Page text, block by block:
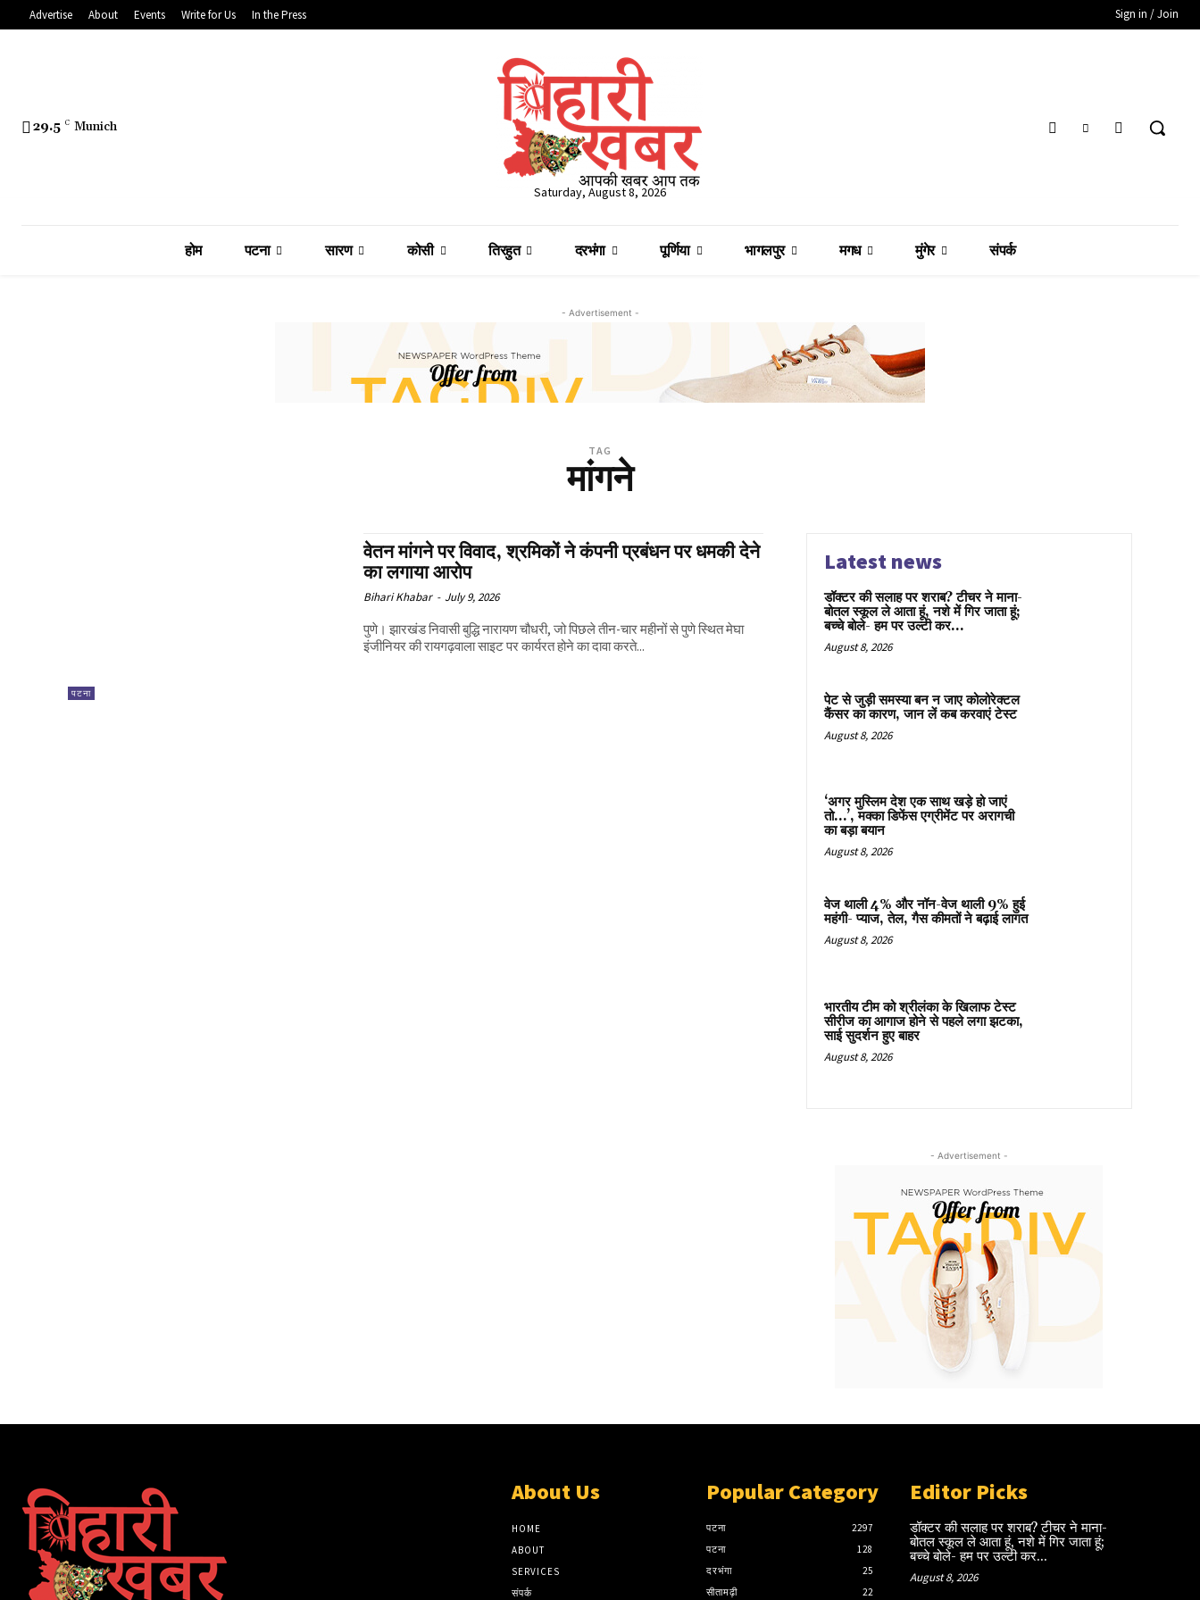
Advertise About Events Write for Us In the Press Sign in / Join
29.5 C Munich
Saturday, August 8, 2026
होम पटना सारण कोसी तिरहुत दरभंगा पूर्णिया भागलपुर मगध मुंगेर संपर्क
- Advertisement -
TAG
मांगने
पटना
वेतन मांगने पर विवाद, श्रमिकों ने कंपनी प्रबंधन पर धमकी देने
का लगाया आरोप
Bihari Khabar - July 9, 2026
पुणे। झारखंड निवासी बुद्धि नारायण चौधरी, जो पिछले तीन-चार महीनों से पुणे स्थित मेघा
इंजीनियर की रायगढ़वाला साइट पर कार्यरत होने का दावा करते...
Latest news
डॉक्टर की सलाह पर शराब? टीचर ने माना-
बोतल स्कूल ले आता हूं, नशे में गिर जाता हूं;
बच्चे बोले- हम पर उल्टी कर...
August 8, 2026
पेट से जुड़ी समस्या बन न जाए कोलोरेक्टल
कैंसर का कारण, जान लें कब करवाएं टेस्ट
August 8, 2026
‘अगर मुस्लिम देश एक साथ खड़े हो जाएं
तो…’, मक्का डिफेंस एग्रीमेंट पर अरागची
का बड़ा बयान
August 8, 2026
वेज थाली 4% और नॉन-वेज थाली 9% हुई
महंगी- प्याज, तेल, गैस कीमतों ने बढ़ाई लागत
August 8, 2026
भारतीय टीम को श्रीलंका के खिलाफ टेस्ट
सीरीज का आगाज होने से पहले लगा झटका,
साई सुदर्शन हुए बाहर
August 8, 2026
- Advertisement -
About Us
HOME
ABOUT
SERVICES
संपर्क
Popular Category
पटना
2297
पटना
128
दरभंगा
25
सीतामढ़ी
22
Editor Picks
डॉक्टर की सलाह पर शराब? टीचर ने माना-
बोतल स्कूल ले आता हूं, नशे में गिर जाता हूं;
बच्चे बोले- हम पर उल्टी कर...
August 8, 2026